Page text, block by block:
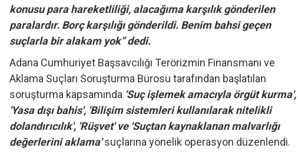
konusu para hareketliliği, alacağıma karşılık gönderilen
paralardır. Borç karşılığı gönderildi. Benim bahsi geçen
suçlarla bir alakam yok” dedi.
Adana Cumhuriyet Başsavcılığı Terörizmin Finansmanı ve
Aklama Suçları Soruşturma Bürosu tarafından başlatılan
soruşturma kapsamında 'Suç işlemek amacıyla örgüt kurma',
'Yasa dışı bahis', 'Bilişim sistemleri kullanılarak nitelikli
dolandırıcılık', 'Rüşvet' ve 'Suçtan kaynaklanan malvarlığı
değerlerini aklama'suçlarına yönelik operasyon düzenlendi.